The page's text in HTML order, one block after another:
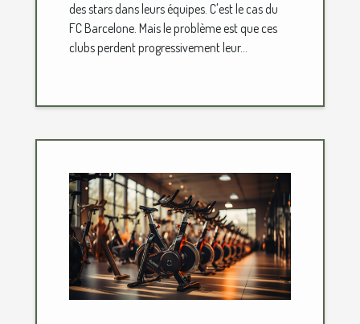
des stars dans leurs équipes. C'est le cas du
FC Barcelone. Mais le problème est que ces
clubs perdent progressivement leur...